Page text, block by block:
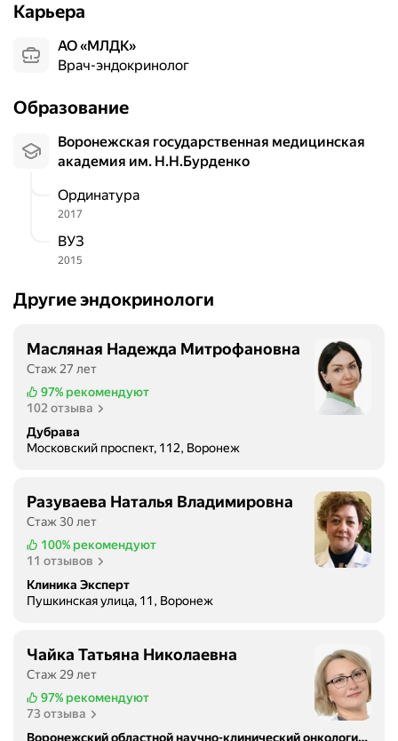
Карьера
АО «МЛДК»
Врач-эндокринолог
Образование
Воронежская государственная медицинская
академия им. Н.Н.Бурденко
Ординатура
2017
ВУЗ
2015
Другие эндокринологи
Масляная Надежда Митрофановна
Стаж 27 лет
97% рекомендуют
102 отзыва
Дубрава
Московский проспект, 112, Воронеж
Разуваева Наталья Владимировна
Стаж 30 лет
100% рекомендуют
11 отзывов
Клиника Эксперт
Пушкинская улица, 11, Воронеж
Чайка Татьяна Николаевна
Стаж 29 лет
97% рекомендуют
73 отзыва
Воронежский областной научно-клинический онкологический центр